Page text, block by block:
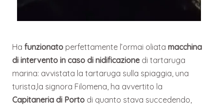
Hafunzionato perfettamente l’ormai oliatamacchina
di intervento in caso di nidificazione di tartaruga
marina: avvistata la tartaruga sulla spiaggia, una
turista,la signora Filomena, ha avvertito la
Capitaneria di Porto di quanto stava succedendo,